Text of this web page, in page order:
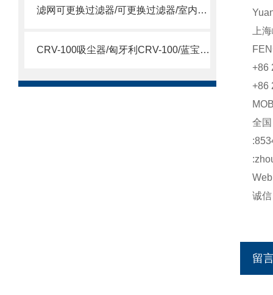
滤网可更换过滤器/可更换过滤器/室内过滤器
CRV-100吸尘器/匈牙利CRV-100/蓝宝CRV-100吸尘器
上
+86
+86
全
诚
留